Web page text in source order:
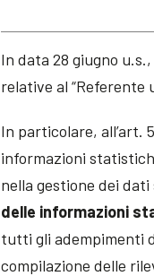
In data 28 giugno
relative al “Referente
In particolare, all’art.
informazioni
nella gestione dei
delle informazioni
tutti gli adempimenti
compilazione delle